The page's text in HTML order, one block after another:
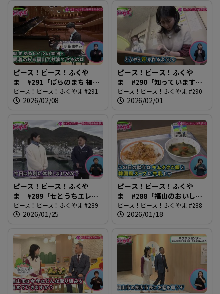
ピース！ピース！ふくや
ま #291「ばらのまち 福山
国際音楽祭2026」
ピース！ピース！ふくやま #291
2026/02/08
ピース！ピース！ふくや
ま #290「知っています
か？市民大学」
ピース！ピース！ふくやま #290
2026/02/01
ピース！ピース！ふくや
ま #289「せとうちエレジ
ー〜ふくやま沼隈半島体験
博〜」
ピース！ピース！ふくやま #289
2026/01/25
ピース！ピース！ふくや
ま #288「福山のおいしい
学校給食！」
ピース！ピース！ふくやま #288
2026/01/18